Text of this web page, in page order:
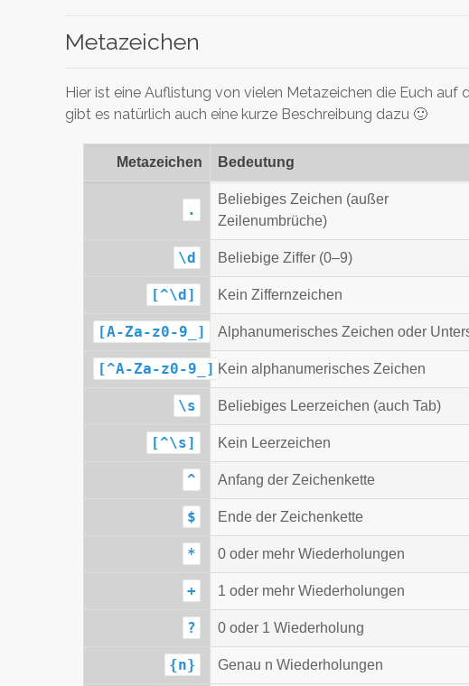
Metazeichen
Hier ist eine Auflistung von vielen Metazeichen die Euch
gibt es natürlich auch eine kurze Beschreibung dazu 🙂
Metazeichen Bedeutung
.
Beliebiges Zeichen (außer
Zeilenumbrüche)
\d Beliebige Ziffer (0–9)
[^\d] Kein Ziffernzeichen
[A-Za-z0-9_] Alphanumerisches Zeichen oder
[^A-Za-z0-9_] Kein alphanumerisches Zeichen
\s Beliebiges Leerzeichen (auch Tab)
[^\s] Kein Leerzeichen
^ Anfang der Zeichenkette
$ Ende der Zeichenkette
* 0 oder mehr Wiederholungen
+ 1 oder mehr Wiederholungen
? 0 oder 1 Wiederholung
{n} Genau n Wiederholungen